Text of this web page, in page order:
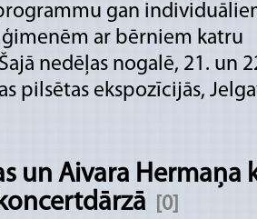
gan
ar bērniem katru
nedēļas nogalē, 21. un
pilsētas ekspozīcijās,
un Aivara Hermaņa
[0]